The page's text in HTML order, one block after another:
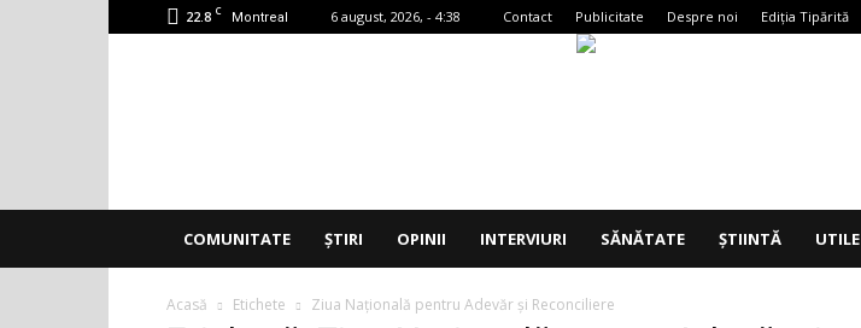
22.8 C Montreal 6 august, 2026, - 4:38 Contact Publicitate Despre noi Ediția Tipărită
COMUNITATE ȘTIRI OPINII INTERVIURI SĂNĂTATE ȘTIINTĂ UTILE
Acasă Etichete Ziua Națională pentru Adevăr și Reconciliere